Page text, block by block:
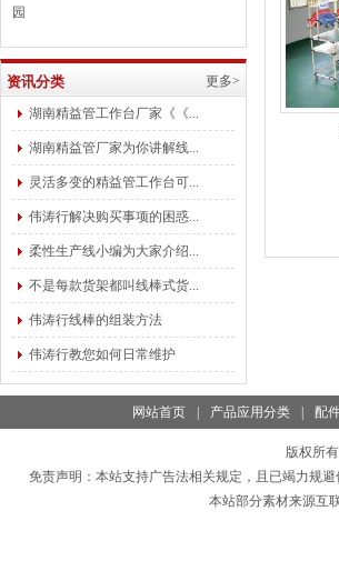
园
资讯分类 更多>
湖南精益管工作台厂家《《...
湖南精益管厂家为你讲解线...
灵活多变的精益管工作台可...
伟涛行解决购买事项的困惑...
柔性生产线小编为大家介绍...
不是每款货架都叫线棒式货...
伟涛行线棒的组装方法
伟涛行教您如何日常维护
网站首页 产品应用分类 配
版权所有
免责声明：本站支持广告法相关规定，且已竭力规
本站部分素材来源互